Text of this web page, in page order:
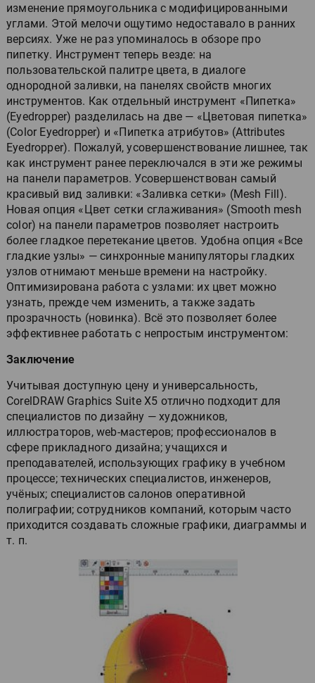
изменение прямоугольника с модифицированными
углами. Этой мелочи ощутимо недоставало в ранних
версиях. Уже не раз упоминалось в обзоре про
пипетку. Инструмент теперь везде: на
пользовательской палитре цвета, в диалоге
однородной заливки, на панелях свойств многих
инструментов. Как отдельный инструмент «Пипетка»
(Eyedropper) разделилась на две — «Цветовая пипетка»
(Color Eyedropper) и «Пипетка атрибутов» (Attributes
Eyedropper). Пожалуй, усовершенствование лишнее, так
как инструмент ранее переключался в эти же режимы
на панели параметров. Усовершенствован самый
красивый вид заливки: «Заливка сетки» (Mesh Fill).
Новая опция «Цвет сетки сглаживания» (Smooth mesh
color) на панели параметров позволяет настроить
более гладкое перетекание цветов. Удобна опция «Все
гладкие узлы» — синхронные манипуляторы гладких
узлов отнимают меньше времени на настройку.
Оптимизирована работа с узлами: их цвет можно
узнать, прежде чем изменить, а также задать
прозрачность (новинка). Всё это позволяет более
эффективнее работать с непростым инструментом:
Заключение
Учитывая доступную цену и универсальность,
CorelDRAW Graphics Suite X5 отлично подходит для
специалистов по дизайну — художников,
иллюстраторов, web-мастеров; профессионалов в
сфере прикладного дизайна; учащихся и
преподавателей, использующих графику в учебном
процессе; технических специалистов, инженеров,
учёных; специалистов салонов оперативной
полиграфии; сотрудников компаний, которым часто
приходится создавать сложные графики, диаграммы и
т. п.